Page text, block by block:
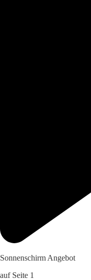
Sonnenschirm Angebot
auf Seite 1